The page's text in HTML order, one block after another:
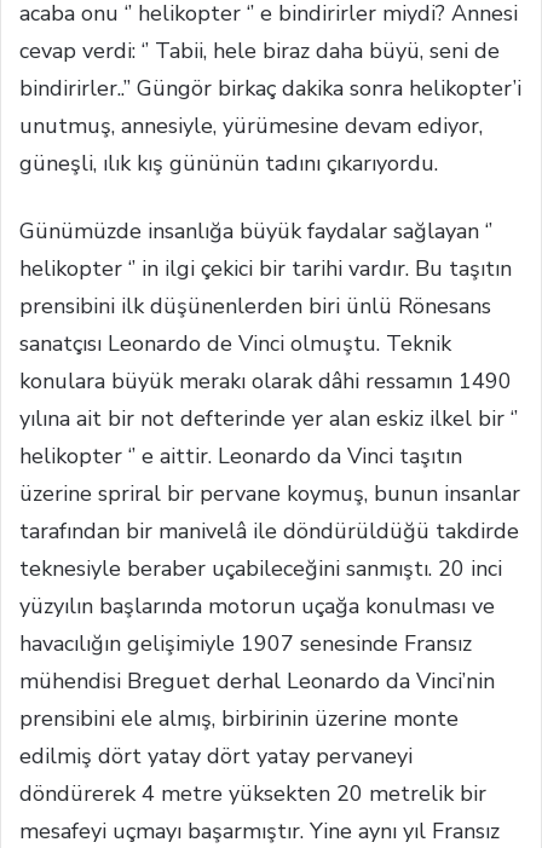
acaba onu ‘’ helikopter ‘’ e bindirirler miydi? Annesi
cevap verdi: ‘’ Tabii, hele biraz daha büyü, seni de
bindirirler..’’ Güngör birkaç dakika sonra helikopter’i
unutmuş, annesiyle, yürümesine devam ediyor,
güneşli, ılık kış gününün tadını çıkarıyordu.
Günümüzde insanlığa büyük faydalar sağlayan ‘’
helikopter ‘’ in ilgi çekici bir tarihi vardır. Bu taşıtın
prensibini ilk düşünenlerden biri ünlü Rönesans
sanatçısı Leonardo de Vinci olmuştu. Teknik
konulara büyük merakı olarak dâhi ressamın 1490
yılına ait bir not defterinde yer alan eskiz ilkel bir ‘’
helikopter ‘’ e aittir. Leonardo da Vinci taşıtın
üzerine spriral bir pervane koymuş, bunun insanlar
tarafından bir manivelâ ile döndürüldüğü takdirde
teknesiyle beraber uçabileceğini sanmıştı. 20 inci
yüzyılın başlarında motorun uçağa konulması ve
havacılığın gelişimiyle 1907 senesinde Fransız
mühendisi Breguet derhal Leonardo da Vinci’nin
prensibini ele almış, birbirinin üzerine monte
edilmiş dört yatay dört yatay pervaneyi
döndürerek 4 metre yüksekten 20 metrelik bir
mesafeyi uçmayı başarmıştır. Yine aynı yıl Fransız